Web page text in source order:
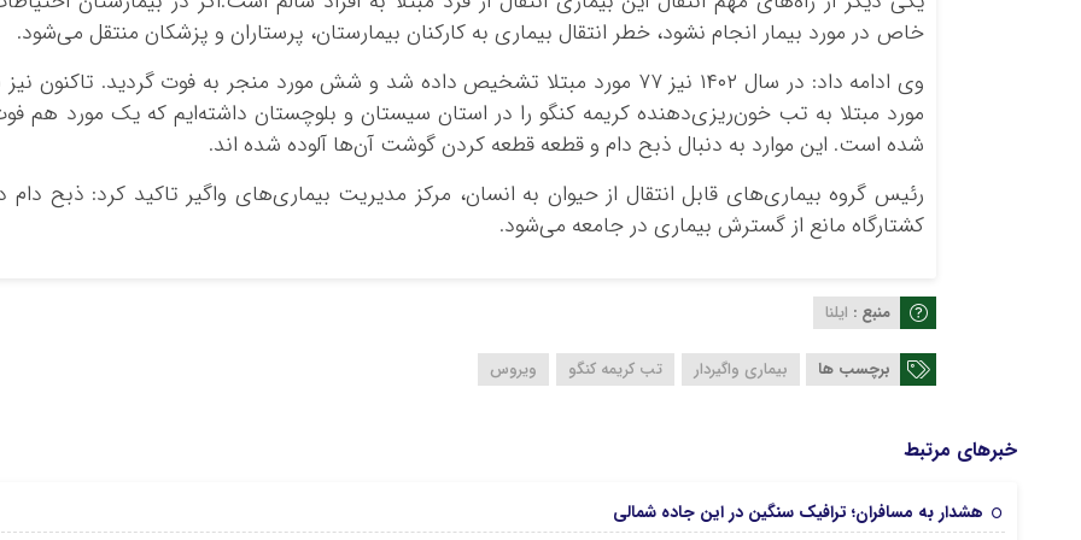
خاص در مورد بیمار انجام نشود، خطر انتقال بیماری به کارکنان بیمارستان، پرستاران و پزشکان منتقل می‌شود.
مورد مبتلا به تب خون‌ریزی‌دهنده کریمه کنگو را در استان سیستان و بلوچستان داشته‌ایم که یک مورد هم
شده است. این موارد به دنبال ذبح دام و قطعه قطعه کردن گوشت آن‌ها آلوده شده اند.
رئیس گروه بیماری‌های قابل انتقال از حیوان به انسان، مرکز مدیریت بیماری‌های واگیر تاکید کرد: ذبح دام
کشتارگاه مانع از گسترش بیماری در جامعه می‌شود.
منبع : ایلنا
برچسب ها بیماری واگیردار تب کریمه کنگو ویروس
خبرهای مرتبط
هشدار به مسافران؛ ترافیک سنگین در این جاده شمالی